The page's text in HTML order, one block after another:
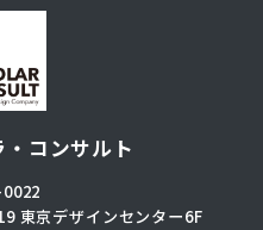
コンサルト
東京デザインセンター6F